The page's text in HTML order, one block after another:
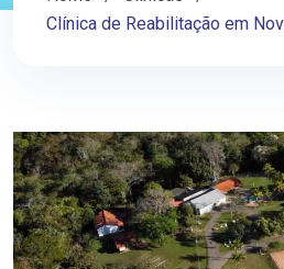
Clínica de Reabilitação em